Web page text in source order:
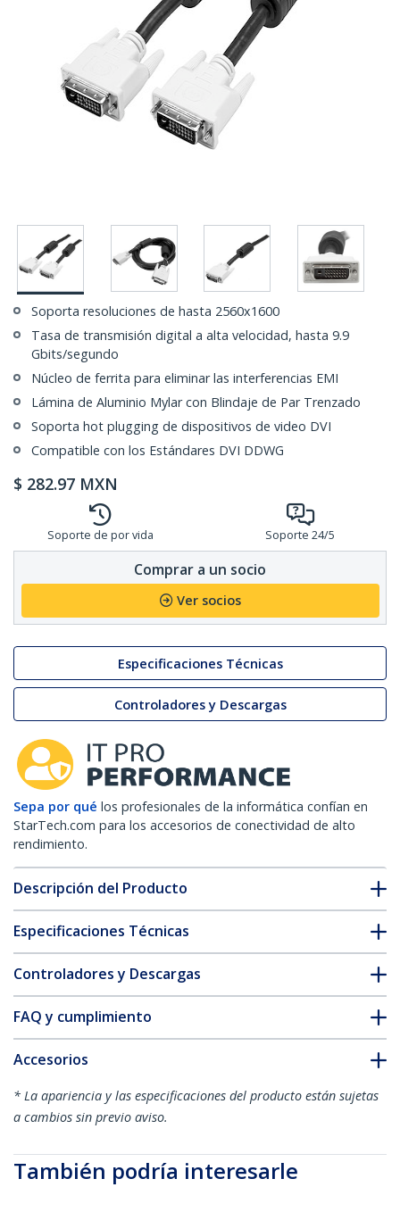
Soporta resoluciones de hasta 2560x1600
Tasa de transmisión digital a alta velocidad, hasta 9.9
Gbits/segundo
Núcleo de ferrita para eliminar las interferencias EMI
Lámina de Aluminio Mylar con Blindaje de Par Trenzado
Soporta hot plugging de dispositivos de video DVI
Compatible con los Estándares DVI DDWG
$ 282.97 MXN
Soporte de por vida Soporte 24/5
Comprar a un socio
Ver socios
Especificaciones Técnicas
Controladores y Descargas
Sepa por qué los profesionales de la informática confían en
StarTech.com para los accesorios de conectividad de alto
rendimiento.
Descripción del Producto
Especificaciones Técnicas
Controladores y Descargas
FAQ y cumplimiento
Accesorios
* La apariencia y las especificaciones del producto están sujetas
a cambios sin previo aviso.
También podría interesarle